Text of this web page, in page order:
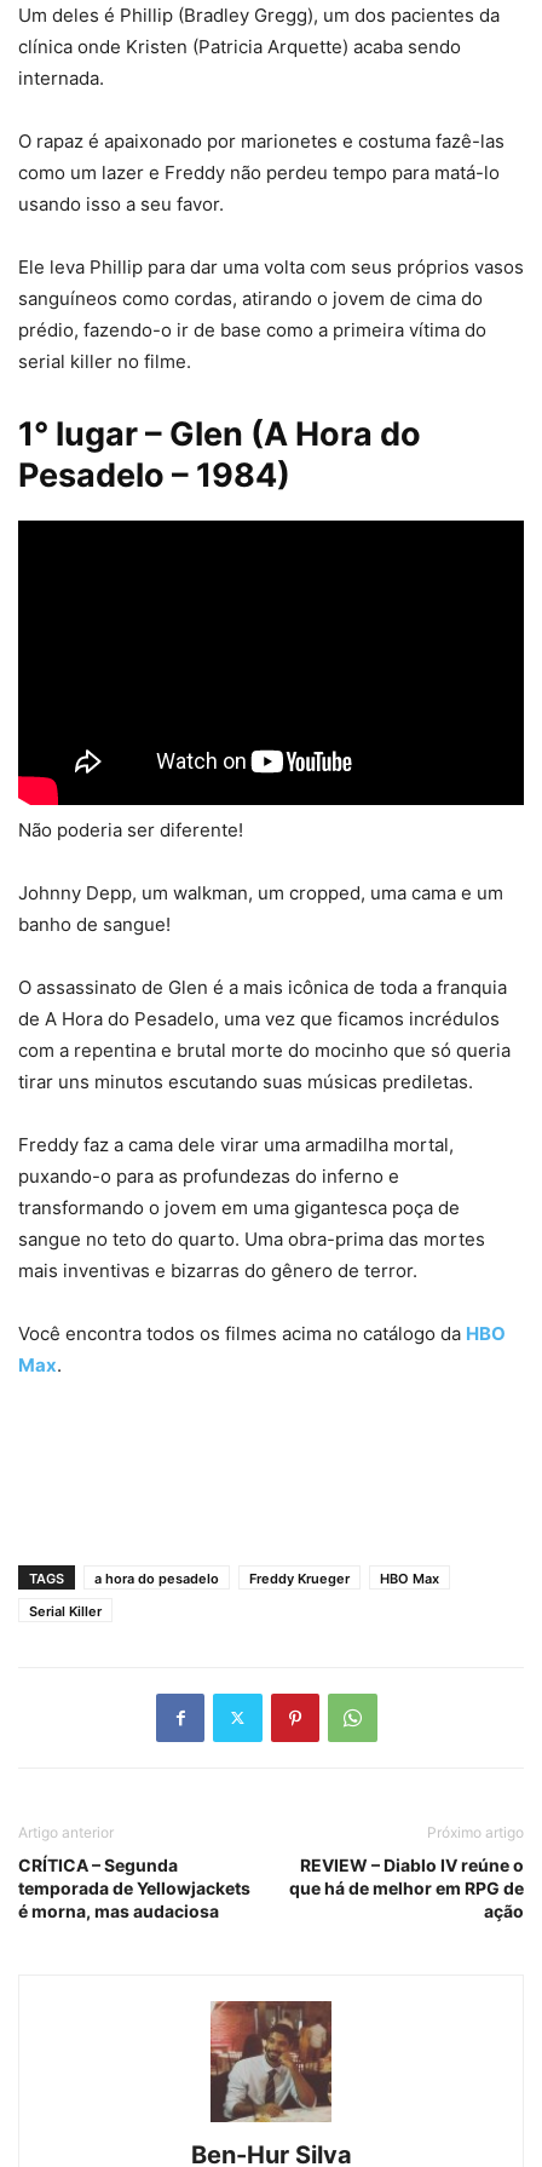
Um deles é Phillip (Bradley Gregg), um dos pacientes da
clínica onde Kristen (Patricia Arquette) acaba sendo
internada.
O rapaz é apaixonado por marionetes e costuma fazê-las
como um lazer e Freddy não perdeu tempo para matá-lo
usando isso a seu favor.
Ele leva Phillip para dar uma volta com seus próprios vasos
sanguíneos como cordas, atirando o jovem de cima do
prédio, fazendo-o ir de base como a primeira vítima do
serial killer no filme.
1° lugar – Glen (A Hora do
Pesadelo – 1984)
Não poderia ser diferente!
Johnny Depp, um walkman, um cropped, uma cama e um
banho de sangue!
O assassinato de Glen é a mais icônica de toda a franquia
de A Hora do Pesadelo, uma vez que ficamos incrédulos
com a repentina e brutal morte do mocinho que só queria
tirar uns minutos escutando suas músicas prediletas.
Freddy faz a cama dele virar uma armadilha mortal,
puxando-o para as profundezas do inferno e
transformando o jovem em uma gigantesca poça de
sangue no teto do quarto. Uma obra-prima das mortes
mais inventivas e bizarras do gênero de terror.
Você encontra todos os filmes acima no catálogo da HBO
Max.
TAGS a hora do pesadelo Freddy Krueger
HBO Max
Serial Killer
Artigo anterior
CRÍTICA – Segunda
temporada de Yellowjackets
é morna, mas audaciosa
Próximo artigo
REVIEW – Diablo IV reúne o
que há de melhor em RPG de
ação
Ben-Hur Silva